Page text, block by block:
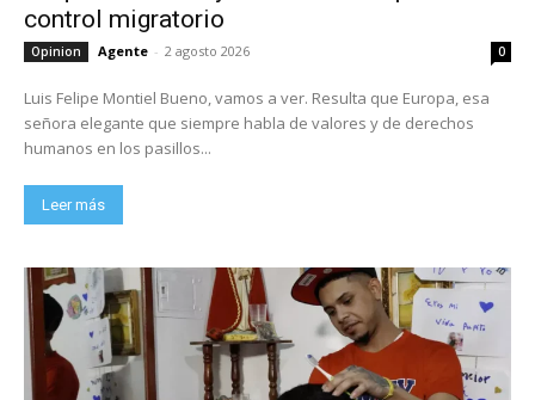
control migratorio
Opinion Agente - 2 agosto 2026 0
Luis Felipe Montiel Bueno, vamos a ver. Resulta que Europa, esa
señora elegante que siempre habla de valores y de derechos
humanos en los pasillos...
Leer más